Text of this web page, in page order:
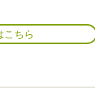
こちら